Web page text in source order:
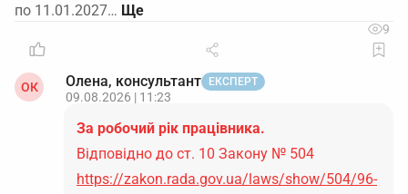
по 11.01.2027…
9
ОК Олена, консультант ЕКСПЕРТ
09.08.2026 | 11:23
За робочий рік працівника.
Відповідно до ст. 10 Закону № 504
https://zakon.rada.gov.ua/laws/show/504/96-